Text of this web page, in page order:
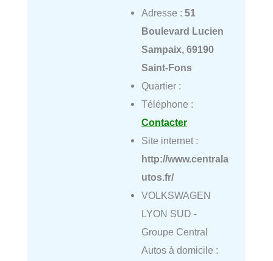
Adresse : 51
Boulevard Lucien
Sampaix, 69190
Saint-Fons
Quartier :
Téléphone :
Contacter
Site internet :
http://www.centrala
utos.fr/
VOLKSWAGEN
LYON SUD -
Groupe Central
Autos à domicile :